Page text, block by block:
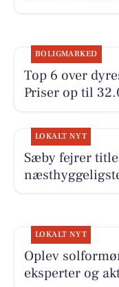
BOLIGMARKED
Top 6 over
Priser op til
LOKALT NYT
Sæby fejrer
LOKALT NYT
Oplev
eksperter og